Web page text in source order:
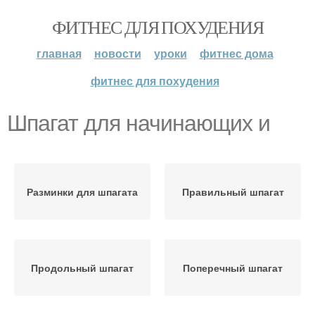
ФИТНЕС ДЛЯ ПОХУДЕНИЯ
главная новости уроки
фитнес дома
фитнес для похудения
Шпагат для начинающих и
Разминки для шпагата Правильный шпагат
Продольный шпагат Поперечный шпагат